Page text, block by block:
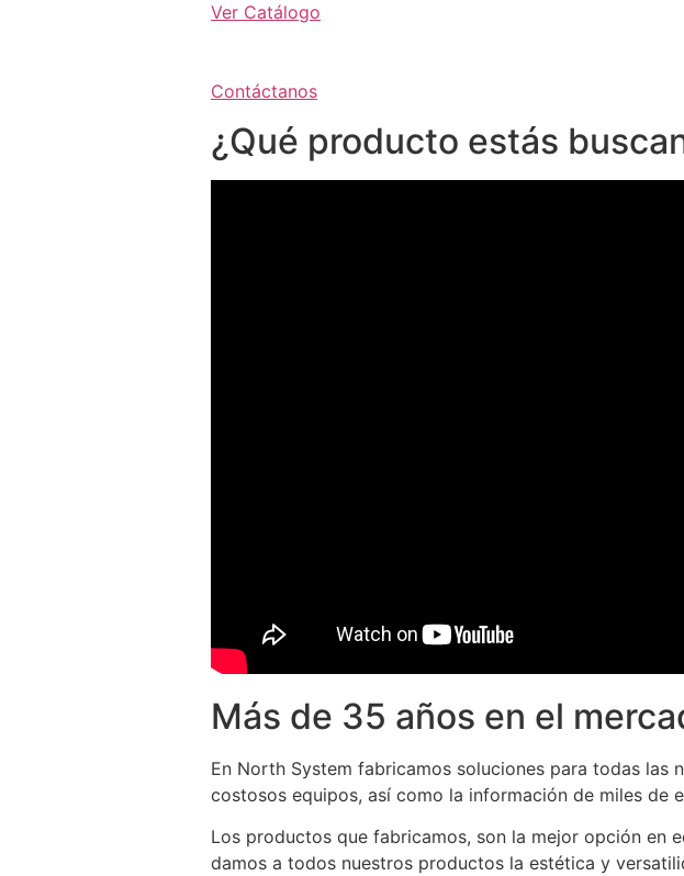
Ver Catálogo
Contáctanos
¿Qué producto estás
Más de 35 años en el
En North System fabricamos soluciones para todas las
costosos equipos, así como la información de miles de
Los productos que fabricamos, son la mejor opción en
damos a todos nuestros productos la estética y